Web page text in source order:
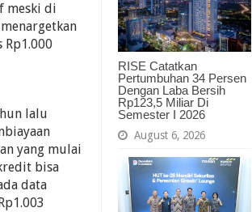
RISE Catatkan
Pertumbuhan 34 Persen
Dengan Laba Bersih
Rp123,5 Miliar Di
Semester I 2026
August 6, 2026
meski di
lalu
yang mulai
bisa
data